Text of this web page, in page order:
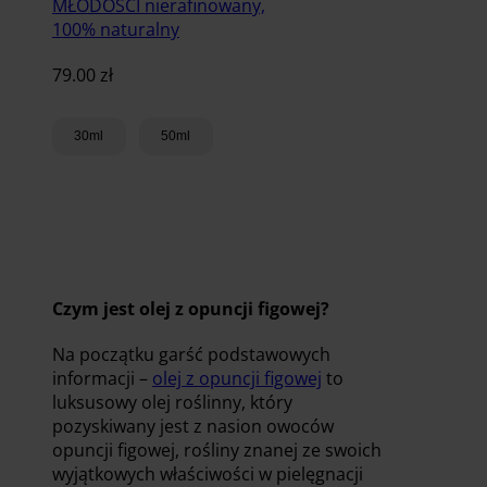
MŁODOŚCI nierafinowany,
100% naturalny
79.00 zł
30ml 50ml
Czym jest olej z opuncji figowej?
Na początku garść podstawowych
informacji – olej z opuncji figowej to
luksusowy olej roślinny, który
pozyskiwany jest z nasion owoców
opuncji figowej, rośliny znanej ze swoich
wyjątkowych właściwości w pielęgnacji